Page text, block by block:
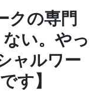
クの専門
い。やっ
ャルワー
す】